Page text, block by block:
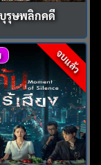
รุษพลิกคดี
จบแล้ว